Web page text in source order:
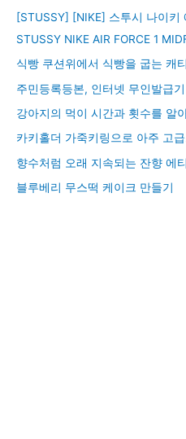
[STUSSY] [NIKE] 스투시 나이키
STUSSY NIKE AIR FORCE 1
식빵 쿠션위에서 식빵을 굽는 캐
주민등록등본, 인터넷 무인발급
강아지의 먹이 시간과 횟수를 알
카키홀더 가죽키링으로 아주 고
향수처럼 오래 지속되는 잔향 에
블루베리 무스떡 케이크 만들기